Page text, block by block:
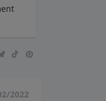
2022